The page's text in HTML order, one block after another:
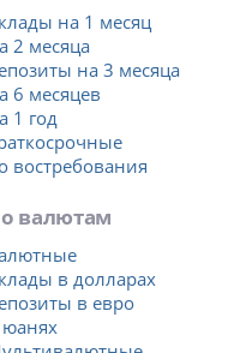
на 1 месяц
2 месяца
на 3 месяца
6 месяцев
1 год
востребования
валютам
в долларах
в евро